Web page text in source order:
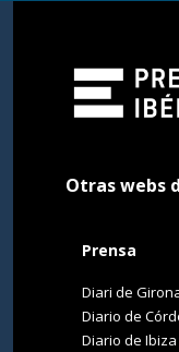
Otras webs
Prensa
Diari de
Diario de
Diario de Ibiza